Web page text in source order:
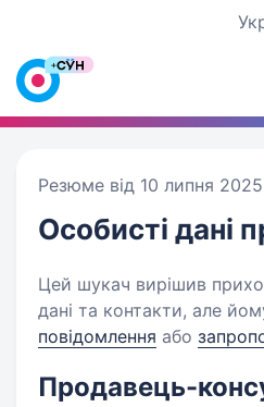
Резюме від 10 липня 2025
Особисті дані
Цей шукач вирішив
дані та контакти, але
повідомлення або
Продавець-